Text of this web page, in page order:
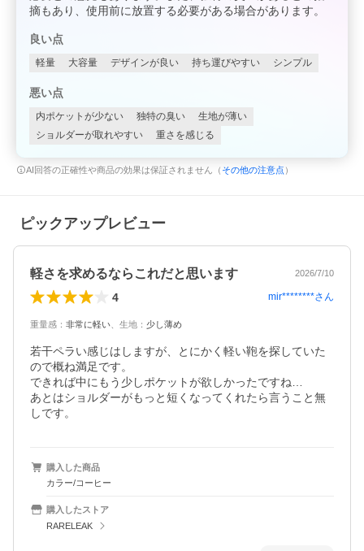
摘もあり、使用前に放置する必要がある場合があります。
良い点
軽量 大容量 デザインが良い 持ち運びやすい シンプル
悪い点
内ポケットが少ない 独特の臭い
生地が薄い
ショルダーが取れやすい
重さを感じる
AI回答の正確性や商品の効果は保証されません（ その他の注意点 ）
ピックアップレビュー
軽さを求めるならこれだと思います 2026/7/10
4 mir********さん
重量感 ： 非常に軽い 生地 ： 少し薄め
若干ペラい感じはしますが、とにかく軽い鞄を探していた
ので概ね満足です。
できれば中にもう少しポケットが欲しかったですね…
あとはショルダーがもっと短くなってくれたら言うこと無
しです。
購入した商品
カラー/コーヒー
購入したストア
RARELEAK